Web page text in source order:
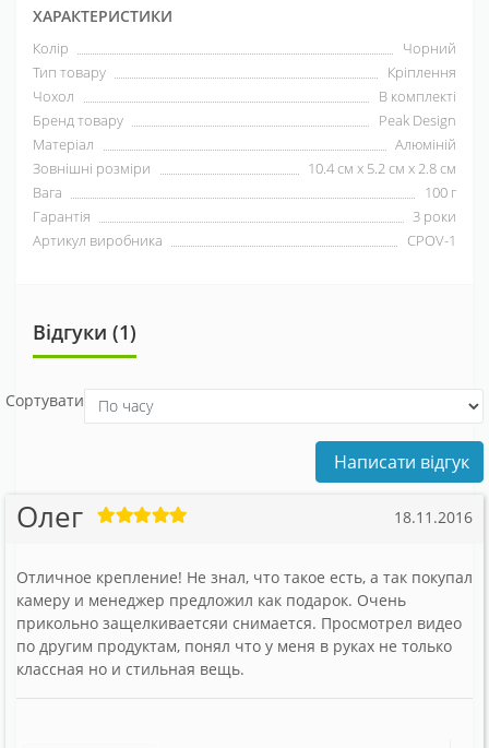
ХАРАКТЕРИСТИКИ
Колір
Чорний
Тип товару
Кріплення
Чохол
В комплекті
Бренд товару
Peak Design
Матеріал
Алюміній
Зовнішні розміри
10.4 см х 5.2 см х 2.8 см
Вага
100 г
Гарантія
3 роки
Артикул виробника
CPOV-1
Відгуки (1)
Сортувати
Написати відгук
Олег 18.11.2016
Отличное крепление! Не знал, что такое есть, а так покупал
камеру и менеджер предложил как подарок. Очень
прикольно защелкиваетсяи снимается. Просмотрел видео
по другим продуктам, понял что у меня в руках не только
классная но и стильная вещь.